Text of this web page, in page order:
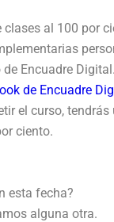
clases al 100 por
Encuadre Digital.
de Encuadre
el curso,
ciento.
esta fecha?
alguna otra.